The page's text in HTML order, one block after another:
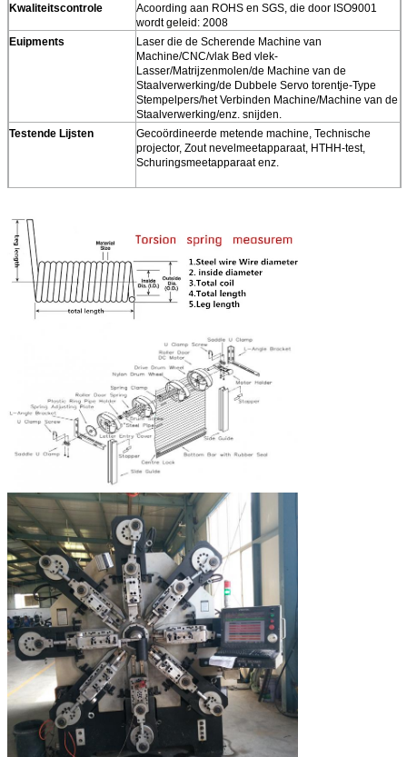
Kwaliteitscontrole
Acoording aan ROHS en SGS, die door ISO9001
wordt geleid: 2008
Euipments
Laser die de Scherende Machine van
Machine/CNC/vlak Bed vlek-
Lasser/Matrijzenmolen/de Machine van de
Staalverwerking/de Dubbele Servo torentje-Type
Stempelpers/het Verbinden Machine/Machine van de
Staalverwerking/enz. snijden.
Testende Lijsten
Gecoördineerde metende machine, Technische
projector, Zout nevelmeetapparaat, HTHH-test,
Schuringsmeetapparaat enz.